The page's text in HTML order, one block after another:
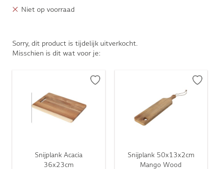
Niet op voorraad
Sorry, dit product is tijdelijk uitverkocht.
Misschien is dit wat voor je:
Snijplank Acacia
36x23cm
Snijplank 50x13x2cm
Mango Wood